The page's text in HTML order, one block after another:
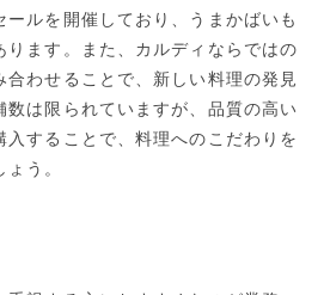
ールを開催しており、うまかばいも
ります。また、カルディならではの
合わせることで、新しい料理の発見
数は限られていますが、品質の高い
入することで、料理へのこだわりを
う。